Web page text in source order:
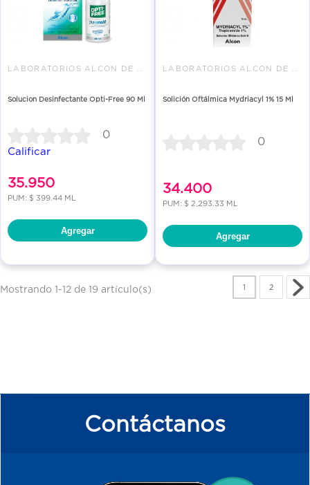
Solucion Desinfectante Opti-Free 90 Ml
0
Calificar
35.950
PUM: $ 399.44 ML
Agregar
Solición Oftálmica Mydriacyl 1% 15 Ml
0
34.400
PUM: $ 2,293.33 ML
Agregar
Mostrando 1-12 de 19 artículo(s) 1 2
Contáctanos